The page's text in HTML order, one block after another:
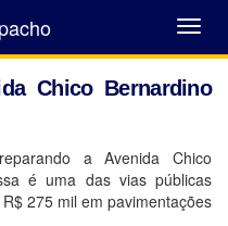
Abrir
Menu
Chico Bernardino
a Avenida Chico
é uma das vias públicas
275 mil em pavimentações